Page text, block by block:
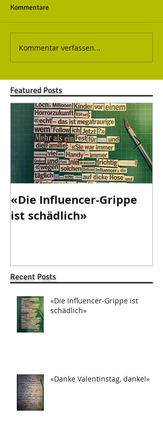
Featured Posts
Recent Posts
Kommentare
Kommentar verfassen...
«Die Influencer-Grippe
ist schädlich»
«Die Influencer-Grippe ist
schädlich»
«Danke Valentinstag, danke!»